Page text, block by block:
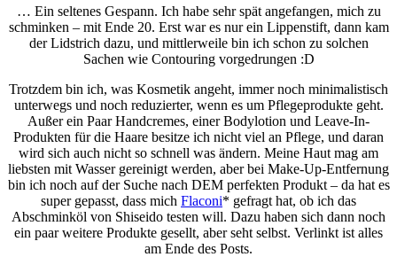
… Ein seltenes Gespann. Ich habe sehr spät angefangen, mich zu
schminken – mit Ende 20. Erst war es nur ein Lippenstift, dann kam
der Lidstrich dazu, und mittlerweile bin ich schon zu solchen
Sachen wie Contouring vorgedrungen :D
Trotzdem bin ich, was Kosmetik angeht, immer noch minimalistisch
unterwegs und noch reduzierter, wenn es um Pflegeprodukte geht.
Außer ein Paar Handcremes, einer Bodylotion und Leave-In-
Produkten für die Haare besitze ich nicht viel an Pflege, und daran
wird sich auch nicht so schnell was ändern. Meine Haut mag am
liebsten mit Wasser gereinigt werden, aber bei Make-Up-Entfernung
bin ich noch auf der Suche nach DEM perfekten Produkt – da hat es
super gepasst, dass mich Flaconi* gefragt hat, ob ich das
Abschminköl von Shiseido testen will. Dazu haben sich dann noch
ein paar weitere Produkte gesellt, aber seht selbst. Verlinkt ist alles
am Ende des Posts.